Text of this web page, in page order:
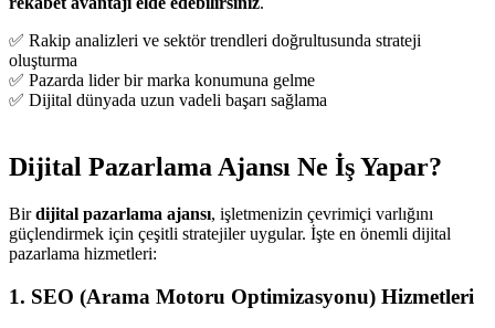
✅ Rakip analizleri ve sektör trendleri doğrultusunda strateji
oluşturma
✅ Pazarda lider bir marka konumuna gelme
✅ Dijital dünyada uzun vadeli başarı sağlama
Dijital Pazarlama Ajansı Ne İş Yapar?
Birdijital pazarlama ajansı, işletmenizin çevrimiçi varlığını
güçlendirmek için çeşitli stratejiler uygular. İşte en önemli dijital
pazarlama hizmetleri:
1. SEO (Arama Motoru Optimizasyonu) Hizmetleri